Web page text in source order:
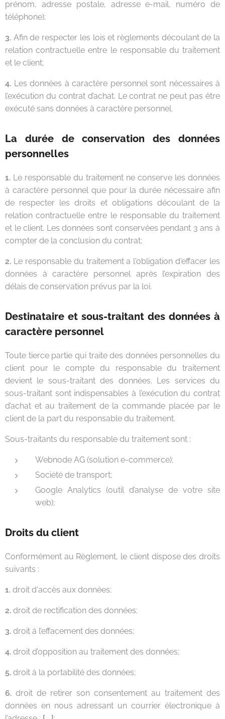
prénom, adresse postale, adresse e-mail, numéro de
téléphone);
3. Afin de respecter les lois et règlements découlant de la
relation contractuelle entre le responsable du traitement
et le client;
4. Les données à caractère personnel sont nécessaires à
l’exécution du contrat d’achat. Le contrat ne peut pas être
exécuté sans données à caractère personnel.
La durée de conservation des données
personnelles
1. Le responsable du traitement ne conserve les données
à caractère personnel que pour la durée nécessaire afin
de respecter les droits et obligations découlant de la
relation contractuelle entre le responsable du traitement
et le client. Les données sont conservées pendant 3 ans à
compter de la conclusion du contrat;
2. Le responsable du traitement a l'obligation d'effacer les
données à caractère personnel après l’expiration des
délais de conservation prévus par la loi.
Destinataire et sous-traitant des données à
caractère personnel
Toute tierce partie qui traite des données personnelles du
client pour le compte du responsable du traitement
devient le sous-traitant des données. Les services du
sous-traitant sont indispensables à l’exécution du contrat
d’achat et au traitement de la commande placée par le
client de la part du responsable du traitement.
Sous-traitants du responsable du traitement sont :
Webnode AG (solution e-commerce);
Société de transport;
Google Analytics (outil d’analyse de votre site
web);
Droits du client
Conformément au Règlement, le client dispose des droits
suivants :
1. droit d'accès aux données;
2. droit de rectification des données;
3. droit à l’effacement des données;
4. droit d’opposition au traitement des données;
5. droit à la portabilité des données;
6. droit de retirer son consentement au traitement des
données en nous adressant un courrier électronique à